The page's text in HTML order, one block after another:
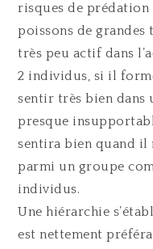
risques de prédation
poissons de grandes
très peu actif dans
2 individus, si il
sentir très bien dans
presque
sentira bien quand il
parmi un groupe
individus.
Une hiérarchie
est nettement